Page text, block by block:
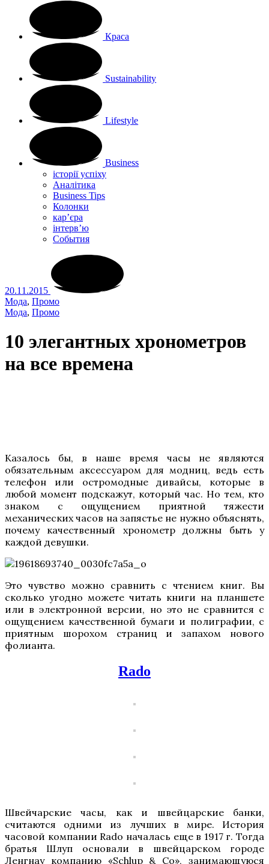
Краса
Sustainability
Lifestyle
Business
історії успіху
Аналітика
Business Tips
Колонки
кар’єра
інтерв’ю
Cобытия
20.11.2015
Мода, Промо
Мода, Промо
10 элегантных хронометров
на все времена
Казалось бы, в наше время часы не являются
обязательным аксессуаром для модниц, ведь есть
телефон или остромодные дивайсы, которые в
любой момент подскажут, который час. Но тем, кто
знаком с ощущением приятной тяжести
механических часов на запястье не нужно объяснять,
почему качественный хронометр должны быть у
каждой девушки.
Это чувство можно сравнить с чтением книг. Вы
сколько угодно можете читать книги на планшете
или в электронной версии, но это не сравнится с
ощущением качественной бумаги и полиграфии, с
приятным шорохом страниц и запахом нового
фолианта.
Rado
Швейчарские часы, как и швейцарские банки,
считаются одними из лучших в мире. История
часовой компании Rado началась еще в 1917 г. Тогда
братья Шлуп основали в швейцарском городе
Ленгнау компанию «Schlup & Co», занимающуюся